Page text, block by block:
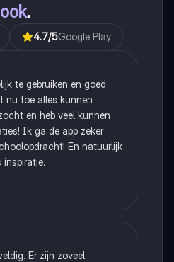
ook.
4.7/5Google Play
te gebruiken en goed
nu toe alles kunnen
en heb veel kunnen
Ik ga de app zeker
En natuurlijk
inspiratie.
Er zijn zoveel